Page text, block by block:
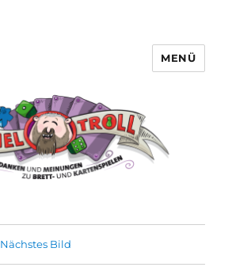
MENÜ
Nächstes Bild